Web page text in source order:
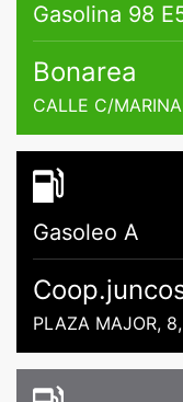
Gasolina 98
Bonarea
CALLE C/
Gasoleo A
PLAZA MAJOR,